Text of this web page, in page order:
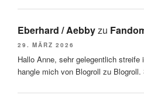
Eberhard / Aebbyzu
29. MÄRZ 2026
Hallo Anne, sehr gelegentlich streife
hangle mich von Blogroll zu